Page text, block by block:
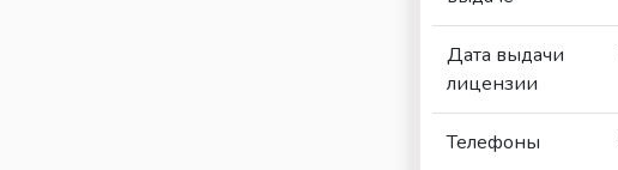
Дата выдачи
лицензии
Телефоны